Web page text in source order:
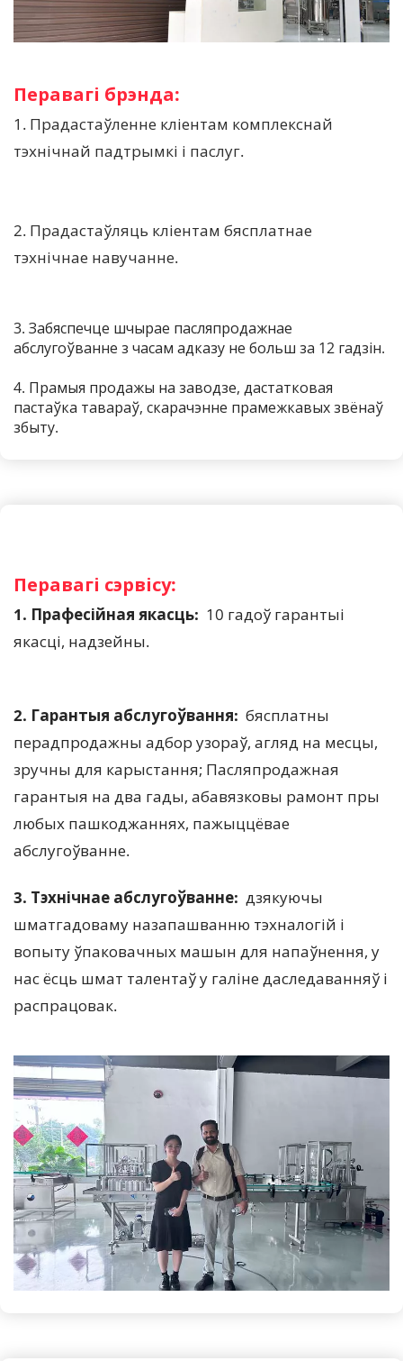
Перавагі брэнда:
1. Прадастаўленне кліентам комплекснай
тэхнічнай падтрымкі і паслуг.
2. Прадастаўляць кліентам бясплатнае
тэхнічнае навучанне.
3. Забяспечце шчырае пасляпродажнае
абслугоўванне з часам адказу не больш за 12 гадзін.
4. Прамыя продажы на заводзе, дастатковая
пастаўка тавараў, скарачэнне прамежкавых звёнаў
збыту.
Перавагі сэрвісу:
1. Прафесійная якасць: 10 гадоў гарантыі
якасці, надзейны.
2. Гарантыя абслугоўвання: бясплатны
перадпродажны адбор узораў, агляд на месцы,
зручны для карыстання; Пасляпродажная
гарантыя на два гады, абавязковы рамонт пры
любых пашкоджаннях, пажыццёвае
абслугоўванне.
3. Тэхнічнае абслугоўванне: дзякуючы
шматгадоваму назапашванню тэхналогій і
вопыту ўпаковачных машын для напаўнення, у
нас ёсць шмат талентаў у галіне даследаванняў і
распрацовак.